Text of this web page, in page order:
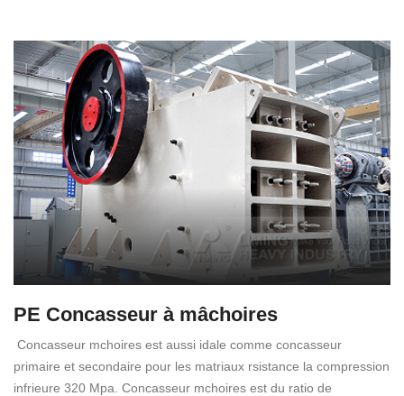
PE Concasseur à mâchoires
Concasseur mchoires est aussi idale comme concasseur
primaire et secondaire pour les matriaux rsistance la compression
infrieure 320 Mpa. Concasseur mchoires est du ratio de